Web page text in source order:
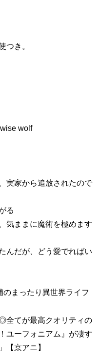
つき。
wolf
実家から追放されたので
る
気ままに魔術を極めます
んだが、どう愛でればい
のまったり異世界ライフ
てが最高クオリティの
ユーフォニアム』が凄す
【京アニ】